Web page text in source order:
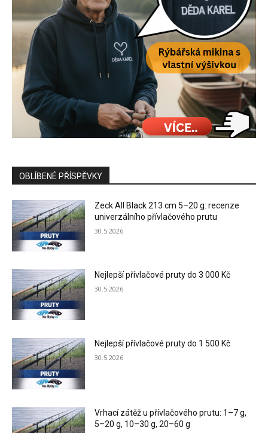
OBLÍBENÉ PŘÍSPĚVKY
Zeck All Black 213 cm 5–20 g: recenze
univerzálního přívlačového prutu
30.5.2026
Nejlepší přívlačové pruty do 3 000 Kč
30.5.2026
Nejlepší přívlačové pruty do 1 500 Kč
30.5.2026
Vrhací zátěž u přívlačového prutu: 1–7 g,
5–20 g, 10–30 g, 20–60 g